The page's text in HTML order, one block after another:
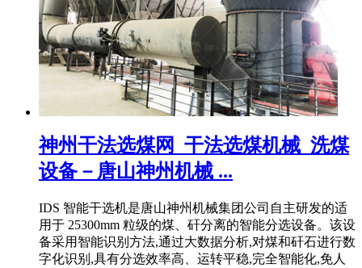
神州干法选煤网_干法选煤机械_洗煤
设备－唐山神州机械 ...
IDS 智能干选机是唐山神州机械集团公司自主研发的适
用于 25300mm 粒级的煤、矸分离的智能分选设备。该设
备采用智能识别方法,通过大数据分析,对煤和矸石进行数
字化识别,具有分选效率高、运转平稳,完全智能化,免人